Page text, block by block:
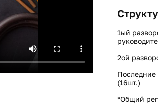
1ый
2ой
Последние
(16шт.)
*Общий